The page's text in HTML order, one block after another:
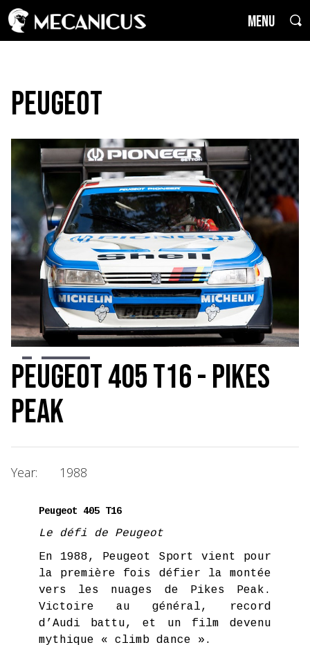
MENU
Peugeot
Peugeot 405 T16 - Pikes
Peak
Year: 1988
Peugeot 405 T16
Le défi de Peugeot
En 1988, Peugeot Sport vient pour
la première fois défier la montée
vers les nuages de Pikes Peak.
Victoire au général, record
d’Audi battu, et un film devenu
mythique « climb dance ».